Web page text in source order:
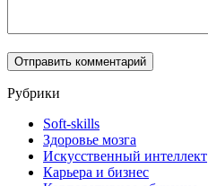
Рубрики
Soft-skills
Здоровье мозга
Искусственный интеллект
Карьера и бизнес